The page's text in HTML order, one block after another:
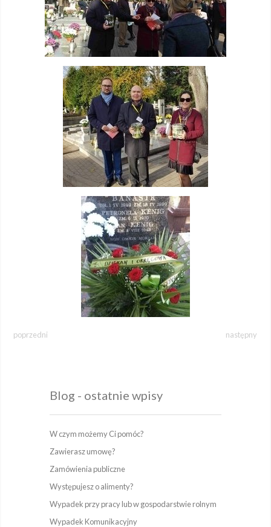
poprzedni następny
Blog - ostatnie wpisy
W czym możemy Ci pomóc?
Zawierasz umowę?
Zamówienia publiczne
Występujesz o alimenty?
Wypadek przy pracy lub w gospodarstwie rolnym
Wypadek Komunikacyjny